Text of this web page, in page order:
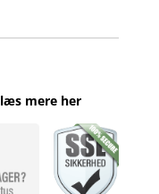
læs mere her